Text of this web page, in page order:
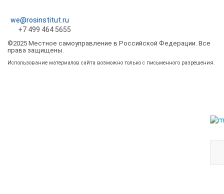
we@rosinstitut.ru
+7 499 464 5655
©2025 Местное самоуправление в Российской Федерации. Все
права защищены.
Использование материалов сайта возможно только с письменного разрешения.